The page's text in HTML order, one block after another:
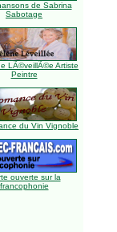
de Sabrina
Sabotage
LÃ©veillÃ©e Artiste
Peintre
du Vin Vignoble
ouverte sur la
francophonie